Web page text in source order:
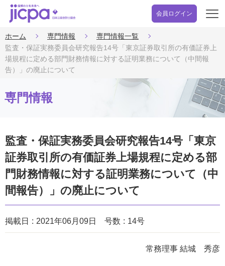
会員ログイン
開
ホーム 専門情報
専門情報一覧
監査・保証実務委員会研究報告14号「東京証券取引所の有価証券上
場規程に定める部門財務情報に対する証明業務について（中間報
告）」の廃止について
専門情報
監査・保証実務委員会研究報告14号「東京
証券取引所の有価証券上場規程に定める部
門財務情報に対する証明業務について（中
間報告）」の廃止について
掲載日 2021年06月09日 号数 14号
常務理事 結城 秀彦